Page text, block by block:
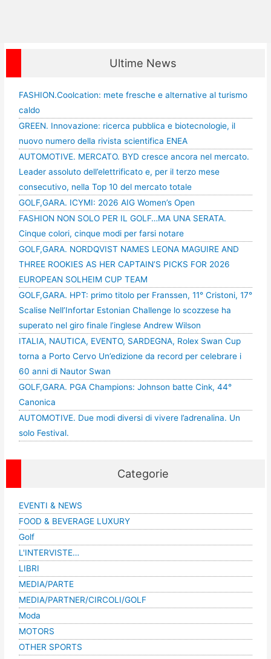
Ultime News
FASHION.Coolcation: mete fresche e alternative al turismo
caldo
GREEN. Innovazione: ricerca pubblica e biotecnologie, il
nuovo numero della rivista scientifica ENEA
AUTOMOTIVE. MERCATO. BYD cresce ancora nel mercato.
Leader assoluto dell’elettrificato e, per il terzo mese
consecutivo, nella Top 10 del mercato totale
GOLF,GARA. ICYMI: 2026 AIG Women’s Open
FASHION NON SOLO PER IL GOLF…MA UNA SERATA.
Cinque colori, cinque modi per farsi notare
GOLF,GARA. NORDQVIST NAMES LEONA MAGUIRE AND
THREE ROOKIES AS HER CAPTAIN’S PICKS FOR 2026
EUROPEAN SOLHEIM CUP TEAM
GOLF,GARA. HPT: primo titolo per Franssen, 11° Cristoni, 17°
Scalise Nell’Infortar Estonian Challenge lo scozzese ha
superato nel giro finale l’inglese Andrew Wilson
ITALIA, NAUTICA, EVENTO, SARDEGNA, Rolex Swan Cup
torna a Porto Cervo Un’edizione da record per celebrare i
60 anni di Nautor Swan
GOLF,GARA. PGA Champions: Johnson batte Cink, 44°
Canonica
AUTOMOTIVE. Due modi diversi di vivere l’adrenalina. Un
solo Festival.
Categorie
EVENTI & NEWS
FOOD & BEVERAGE LUXURY
Golf
L'INTERVISTE…
LIBRI
MEDIA/PARTE
MEDIA/PARTNER/CIRCOLI/GOLF
Moda
MOTORS
OTHER SPORTS